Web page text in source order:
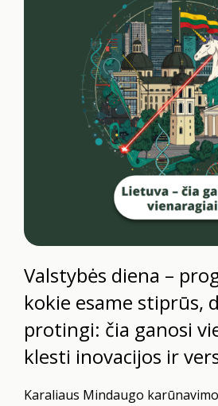
Valstybės diena –
kokie esame stiprūs,
protingi: čia ganosi
klesti inovacijos ir
Karaliaus Mindaugo